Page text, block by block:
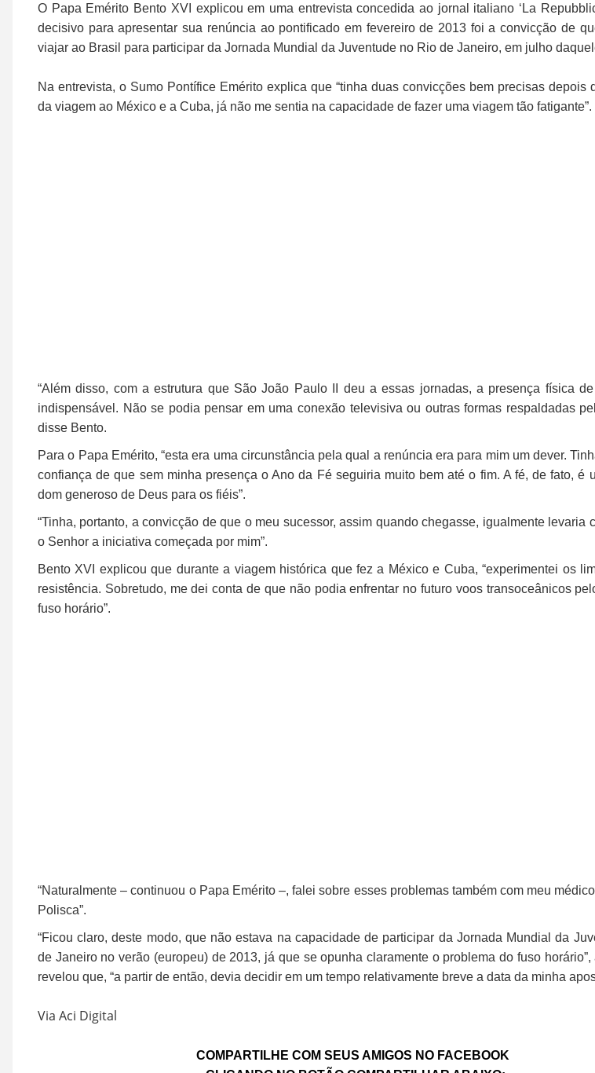
O Papa Emérito Bento XVI explicou em uma entrevista concedida ao jornal italiano ‘La
decisivo para apresentar sua renúncia ao pontificado em fevereiro de 2013 foi a convicção de
viajar ao Brasil para participar da Jornada Mundial da Juventude no Rio de Janeiro, em julho
Na entrevista, o Sumo Pontífice Emérito explica que “tinha duas convicções bem precisas depois
da viagem ao México e a Cuba, já não me sentia na capacidade de fazer uma viagem tão fatigante”.
“Além disso, com a estrutura que São João Paulo II deu a essas jornadas, a presença física
indispensável. Não se podia pensar em uma conexão televisiva ou outras formas respaldadas
disse Bento.
Para o Papa Emérito, “esta era uma circunstância pela qual a renúncia era para mim um dever.
confiança de que sem minha presença o Ano da Fé seguiria muito bem até o fim. A fé, de fato, é
dom generoso de Deus para os fiéis”.
“Tinha, portanto, a convicção de que o meu sucessor, assim quando chegasse, igualmente levaria
o Senhor a iniciativa começada por mim”.
Bento XVI explicou que durante a viagem histórica que fez a México e Cuba, “experimentei os
resistência. Sobretudo, me dei conta de que não podia enfrentar no futuro voos transoceânicos
fuso horário”.
“Naturalmente – continuou o Papa Emérito –, falei sobre esses problemas também com meu
Polisca”.
“Ficou claro, deste modo, que não estava na capacidade de participar da Jornada Mundial da
de Janeiro no verão (europeu) de 2013, já que se opunha claramente o problema do fuso horário”,
revelou que, “a partir de então, devia decidir em um tempo relativamente breve a data da minha
Via Aci Digital
COMPARTILHE COM SEUS AMIGOS NO FACEBOOK